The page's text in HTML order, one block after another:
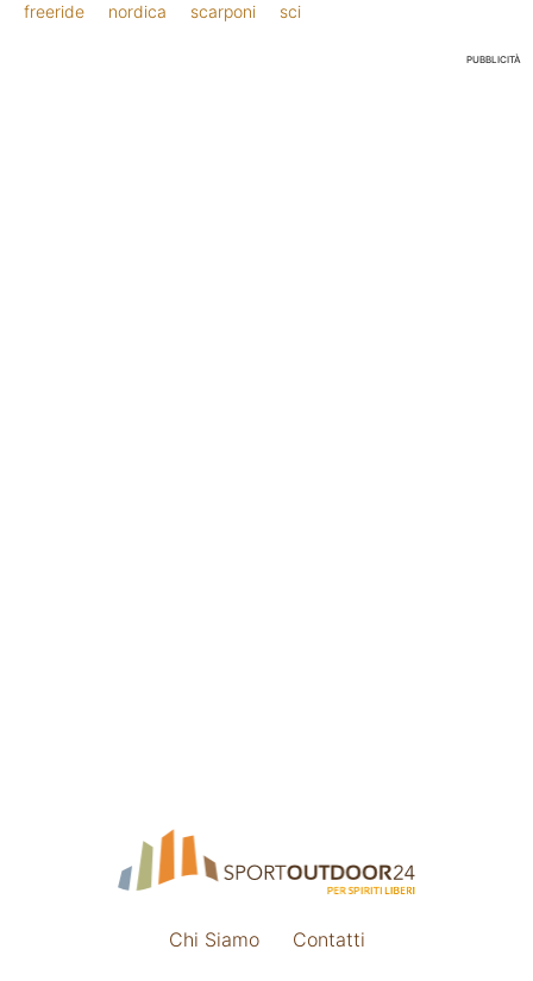
freeride nordica scarponi sci
PUBBLICITÀ
Chi Siamo Contatti